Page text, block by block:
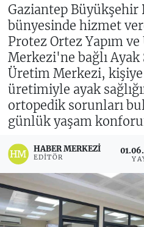
Gaziantep Büyükşehir
bünyesinde hizmet
Protez Ortez Yapım
Merkezi'ne bağlı Ayak
Üretim Merkezi,
üretimiyle ayak
ortopedik sorunları
günlük yaşam
HABER MERKEZI
EDITÖR
Son Dakika Haberleri
Haber Arşivi